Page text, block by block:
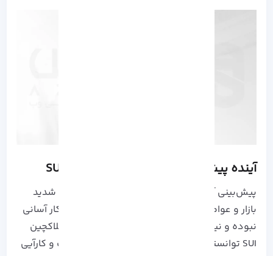
آینده پیش بینی شده برای ارز دیجیتال SUI
پیش‌بینی آینده ارزهای دیجیتال به دلیل نوسانات شدید
بازار و عوامل متعدد اقتصادی، سیاسی و فناوری کار آسانی
نبوده و نیازمند سپری شدن یک بازه زمانی دارد. بلاکچین
SUI توانسته است در این مدت کم به دلیل سرعت و کارآیی